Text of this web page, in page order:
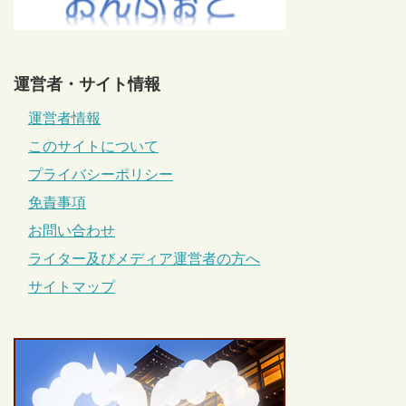
運営者・サイト情報
運営者情報
このサイトについて
プライバシーポリシー
免責事項
お問い合わせ
ライター及びメディア運営者の方へ
サイトマップ